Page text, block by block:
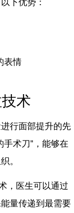
下优势：
表情
术
行面部提升的先
术刀”，能够在
。
，医生可以通过
量传递到最需要